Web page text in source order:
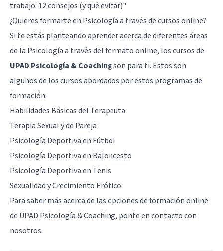
trabajo: 12 consejos (y qué evitar)"
¿Quieres formarte en Psicología a través de cursos online?
Si te estás planteando aprender acerca de diferentes áreas
de la Psicología a través del formato online, los cursos de
UPAD Psicología & Coachingson para ti. Estos son
algunos de los cursos abordados por estos programas de
formación:
Habilidades Básicas del Terapeuta
Terapia Sexual y de Pareja
Psicología Deportiva en Fútbol
Psicología Deportiva en Baloncesto
Psicología Deportiva en Tenis
Sexualidad y Crecimiento Erótico
Para saber más acerca de las opciones de formación online
de UPAD Psicología & Coaching, ponte en contacto con
nosotros.